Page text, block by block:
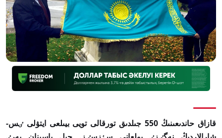
قازاق حاندىعىنىڭ 550 جىلدىق تورقالى تويى بيىلعى ايتۋلى ٸس-